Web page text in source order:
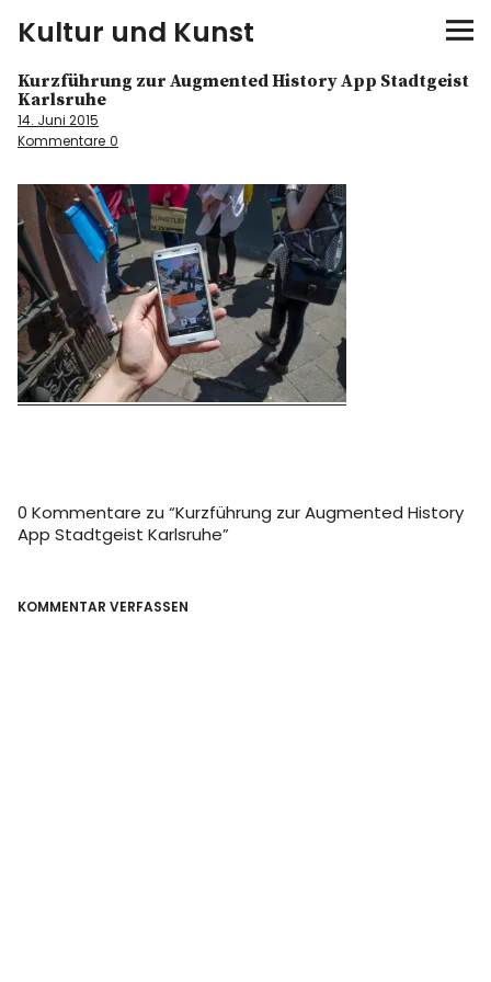
Kultur und Kunst
kultur & kunst
Ausstellungen
Spiele
Konzerte
Museen bei…
Bloggerreisen
Kurzführung zur Augmented History App Stadtgeist
Karlsruhe
14. Juni 2015
Kommentare 0
0 Kommentare zu “Kurzführung zur Augmented History
App Stadtgeist Karlsruhe”
KOMMENTAR VERFASSEN